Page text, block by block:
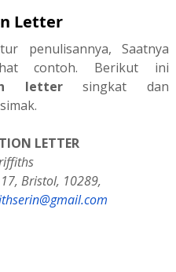
Letter
penulisannya, Saatnya
contoh. Berikut ini
lettersingkat dan
LETTER
Bristol, 10289,